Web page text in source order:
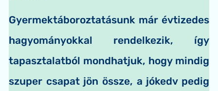
Gyermektáboroztatásunk már évtizedes
hagyományokkal rendelkezik, így
tapasztalatból mondhatjuk, hogy mindig
szuper csapat jön össze, a jókedv pedig